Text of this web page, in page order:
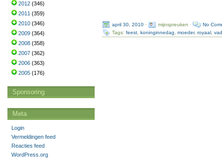
april 30, 2010· mijnspreuken ·
No
Tags: feest, koninginnedag moeder, royaal,
2012 (346)
2011 (359)
2010 (346)
2009 (364)
2008 (358)
2007 (362)
2006 (363)
2005 (176)
Sponsoring
Meta
Login
Vermeldingen feed
Reacties feed
WordPress.org